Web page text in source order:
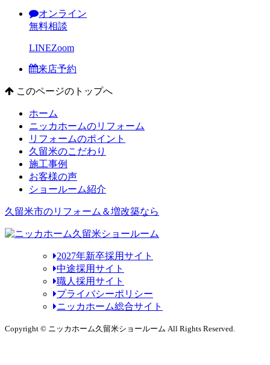
オンライン
無料相談
LINEZoom
来店予約
このページのトップへ
ホーム
ニッカホームのリフォーム
リフォームのポイント
久留米のこだわり
施工事例
お客様の声
ショールーム紹介
久留米市のリフォーム＆増改築なら
2027年新卒採用サイト
中途採用サイト
職人採用サイト
プライバシーポリシー
ニッカホーム総合サイト
Copyright © ニッカホーム久留米ショールーム All Rights Reserved.